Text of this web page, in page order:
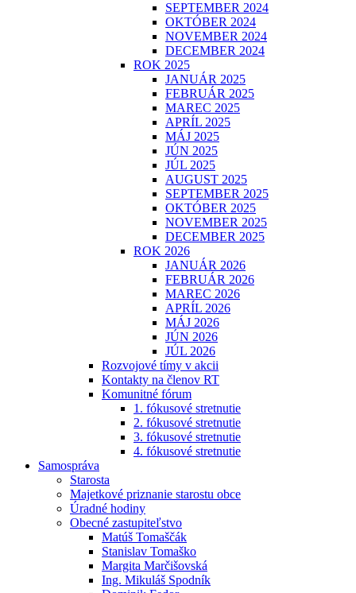
SEPTEMBER 2024
OKTÓBER 2024
NOVEMBER 2024
DECEMBER 2024
ROK 2025
JANUÁR 2025
FEBRUÁR 2025
MAREC 2025
APRÍL 2025
MÁJ 2025
JÚN 2025
JÚL 2025
AUGUST 2025
SEPTEMBER 2025
OKTÓBER 2025
NOVEMBER 2025
DECEMBER 2025
ROK 2026
JANUÁR 2026
FEBRUÁR 2026
MAREC 2026
APRÍL 2026
MÁJ 2026
JÚN 2026
JÚL 2026
Rozvojové tímy v akcii
Kontakty na členov RT
Komunitné fórum
1. fókusové stretnutie
2. fókusové stretnutie
3. fókusové stretnutie
4. fókusové stretnutie
Samospráva
Starosta
Majetkové priznanie starostu obce
Úradné hodiny
Obecné zastupiteľstvo
Matúš Tomaščák
Stanislav Tomaško
Margita Marčišovská
Ing. Mikuláš Spodník